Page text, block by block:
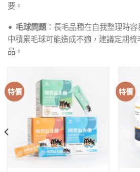
要。
• 毛球問題：長毛品種在自我整理時
中積累毛球可能造成不適，建議定期
品。
特價 特價